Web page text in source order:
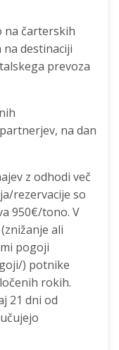
na čarterskih
destinaciji
prevoza
na dan
z odhodi več
rezervacije so
950€/tono. V
ali
pogoji
) potnike
rokih.
21 dni od